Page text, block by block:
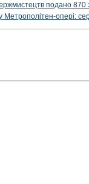
подано 870
у Метрополітен-опері: